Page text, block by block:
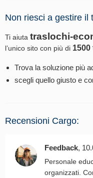
Non riesci a gestire il
Ti aiuta traslochi-
l’unico sito con più di
Trova la soluzione più
scegli quello giusto e
Recensioni Cargo:
Feedback,
Personale
organizzati.